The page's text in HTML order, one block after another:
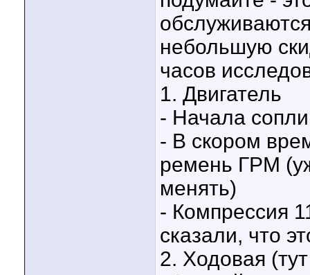
небольшую
часов
1. Двигатель
- Начала
- В скором
ремень ГРМ
менять)
- Компрессия
сказали, что
2. Ходовая